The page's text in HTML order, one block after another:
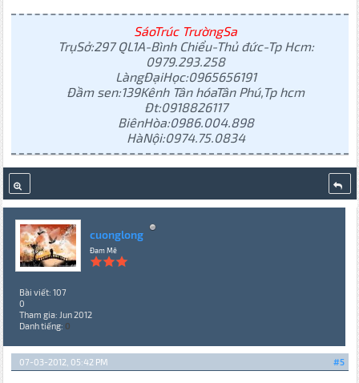
SáoTrúc TrườngSa
TrụSở:297 QL1A-Bình Chiểu-Thủ đức-Tp Hcm:
0979.293.258
LàngĐạiHọc:0965656191
Đầm sen:139Kênh Tân hóaTân Phú,Tp hcm
Đt:0918826117
BiênHòa:0986.004.898
HàNội:0974.75.0834
cuonglong
Đam Mê
Bài viết: 107
0
Tham gia: Jun 2012
Danh tiếng: 0
#5
07-03-2012, 05:42 PM